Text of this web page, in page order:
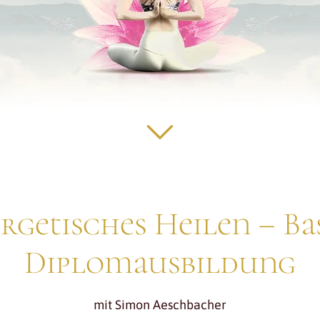
Heilen –
Diplomausbildung
mit Simon Aeschbacher